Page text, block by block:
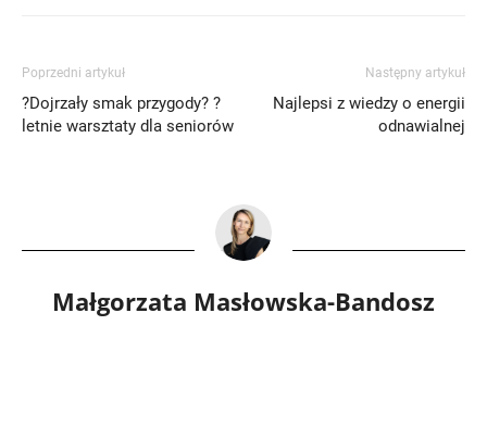
Poprzedni artykuł
?Dojrzały smak przygody? ?
letnie warsztaty dla seniorów
Następny artykuł
Najlepsi z wiedzy o energii
odnawialnej
Małgorzata Masłowska-Bandosz